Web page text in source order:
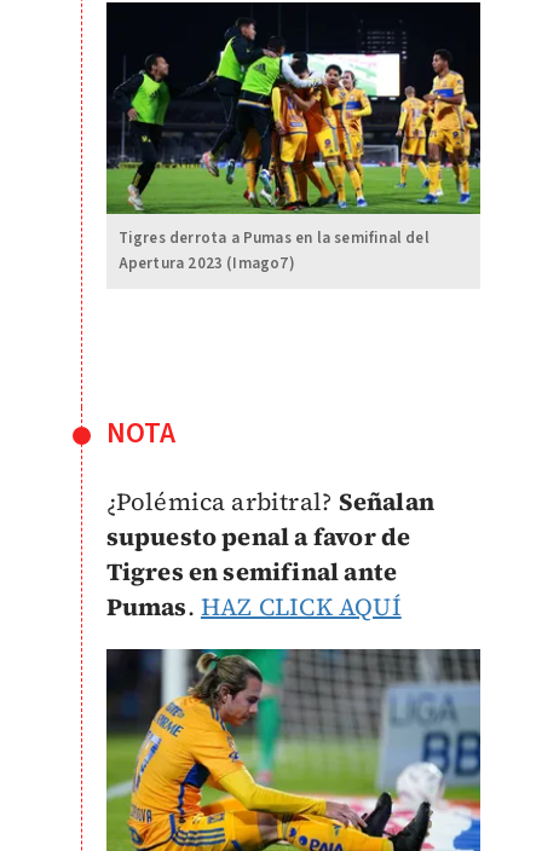
Tigres derrota a Pumas en la semifinal del
Apertura 2023 (Imago7)
NOTA
¿Polémica arbitral? Señalan
supuesto penal a favor de
Tigres en semifinal ante
Pumas. HAZ CLICK AQUÍ